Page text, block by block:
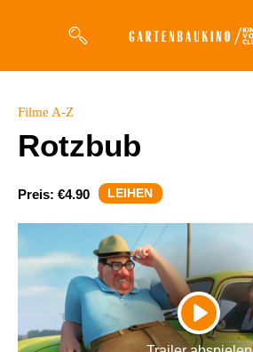
Magazin
Kuratierungen
So geht’s
Filmpakete
Filme A-Z
Rotzbub
Preis: €4.90 LEIHEN
PLAY